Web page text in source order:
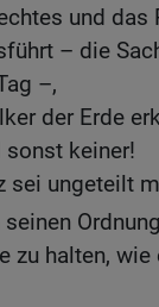
und das
– die
–,
der Erde
sonst keiner!
sei ungeteilt
zu halten,